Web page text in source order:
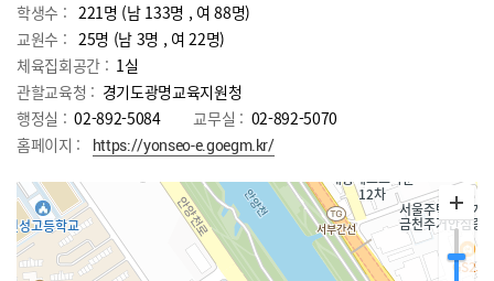
학생수 : 221명 (남 133명 , 여 88명)
교원수 : 25명 (남 3명 , 여22명)
체육집회공간 : 1실
관할교육청 : 경기도광명교육지원청
행정실 : 02-892-5084 교무실 : 02-892-5070
홈페이지 :
https://yonseo-e.goegm.kr/